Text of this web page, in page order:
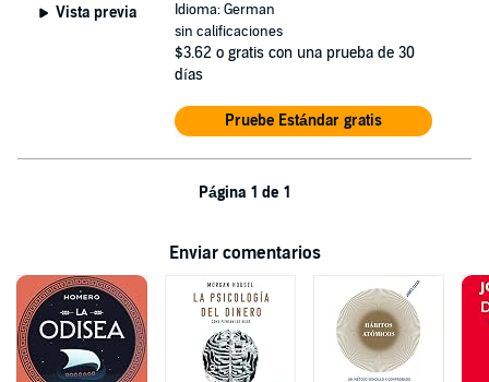
Vista previa
Idioma: German
sin calificaciones
$3.62 o gratis con una prueba de 30
días
Pruebe Estándar gratis
Página 1 de 1
Enviar comentarios